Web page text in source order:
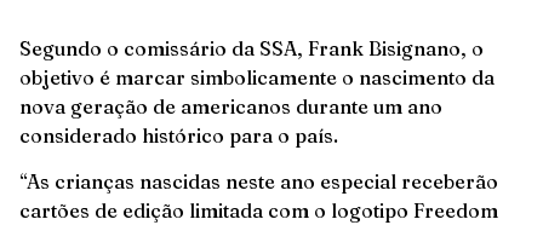
Segundo o comissário da SSA, Frank Bisignano, o
objetivo é marcar simbolicamente o nascimento da
nova geração de americanos durante um ano
considerado histórico para o país.
“As crianças nascidas neste ano especial receberão
cartões de edição limitada com o logotipo Freedom